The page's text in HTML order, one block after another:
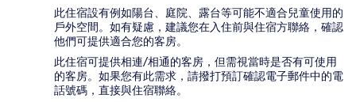
此住宿設有例如陽台、庭院、露台等可能不適合兒童使用的
戶外空間。如有疑慮，建議您在入住前與住宿方聯絡，確認
他們可提供適合您的客房。
此住宿可提供相連/相通的客房，但需視當時是否有可使用
的客房。如果您有此需求，請撥打預訂確認電子郵件中的電
話號碼，直接與住宿聯絡。